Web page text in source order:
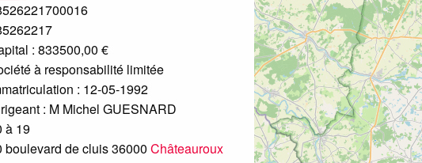
: 833500,00 €
à responsabilité limitée
: 12-05-1992
: M Michel GUESNARD
à 19
boulevard de cluis36000 Châteauroux